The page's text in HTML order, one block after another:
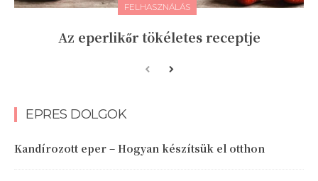
FELHASZNÁLÁS
Az eperlikőr tökéletes receptje
EPRES DOLGOK
Kandírozott eper – Hogyan készítsük el otthon